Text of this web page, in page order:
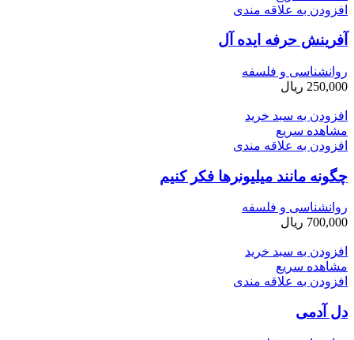
افزودن به علاقه مندی
آفرینش حرفه ایده ­آل
روانشناسی و فلسفه
250,000 ریال
افزودن به سبد خرید
مشاهده سریع
افزودن به علاقه مندی
چگونه مانند میلیونرها فکر کنیم
روانشناسی و فلسفه
700,000 ریال
افزودن به سبد خرید
مشاهده سریع
افزودن به علاقه مندی
دل آدمی